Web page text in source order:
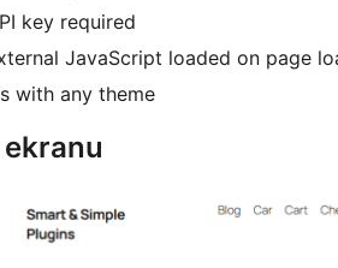
key required
JavaScript loaded on page
with any theme